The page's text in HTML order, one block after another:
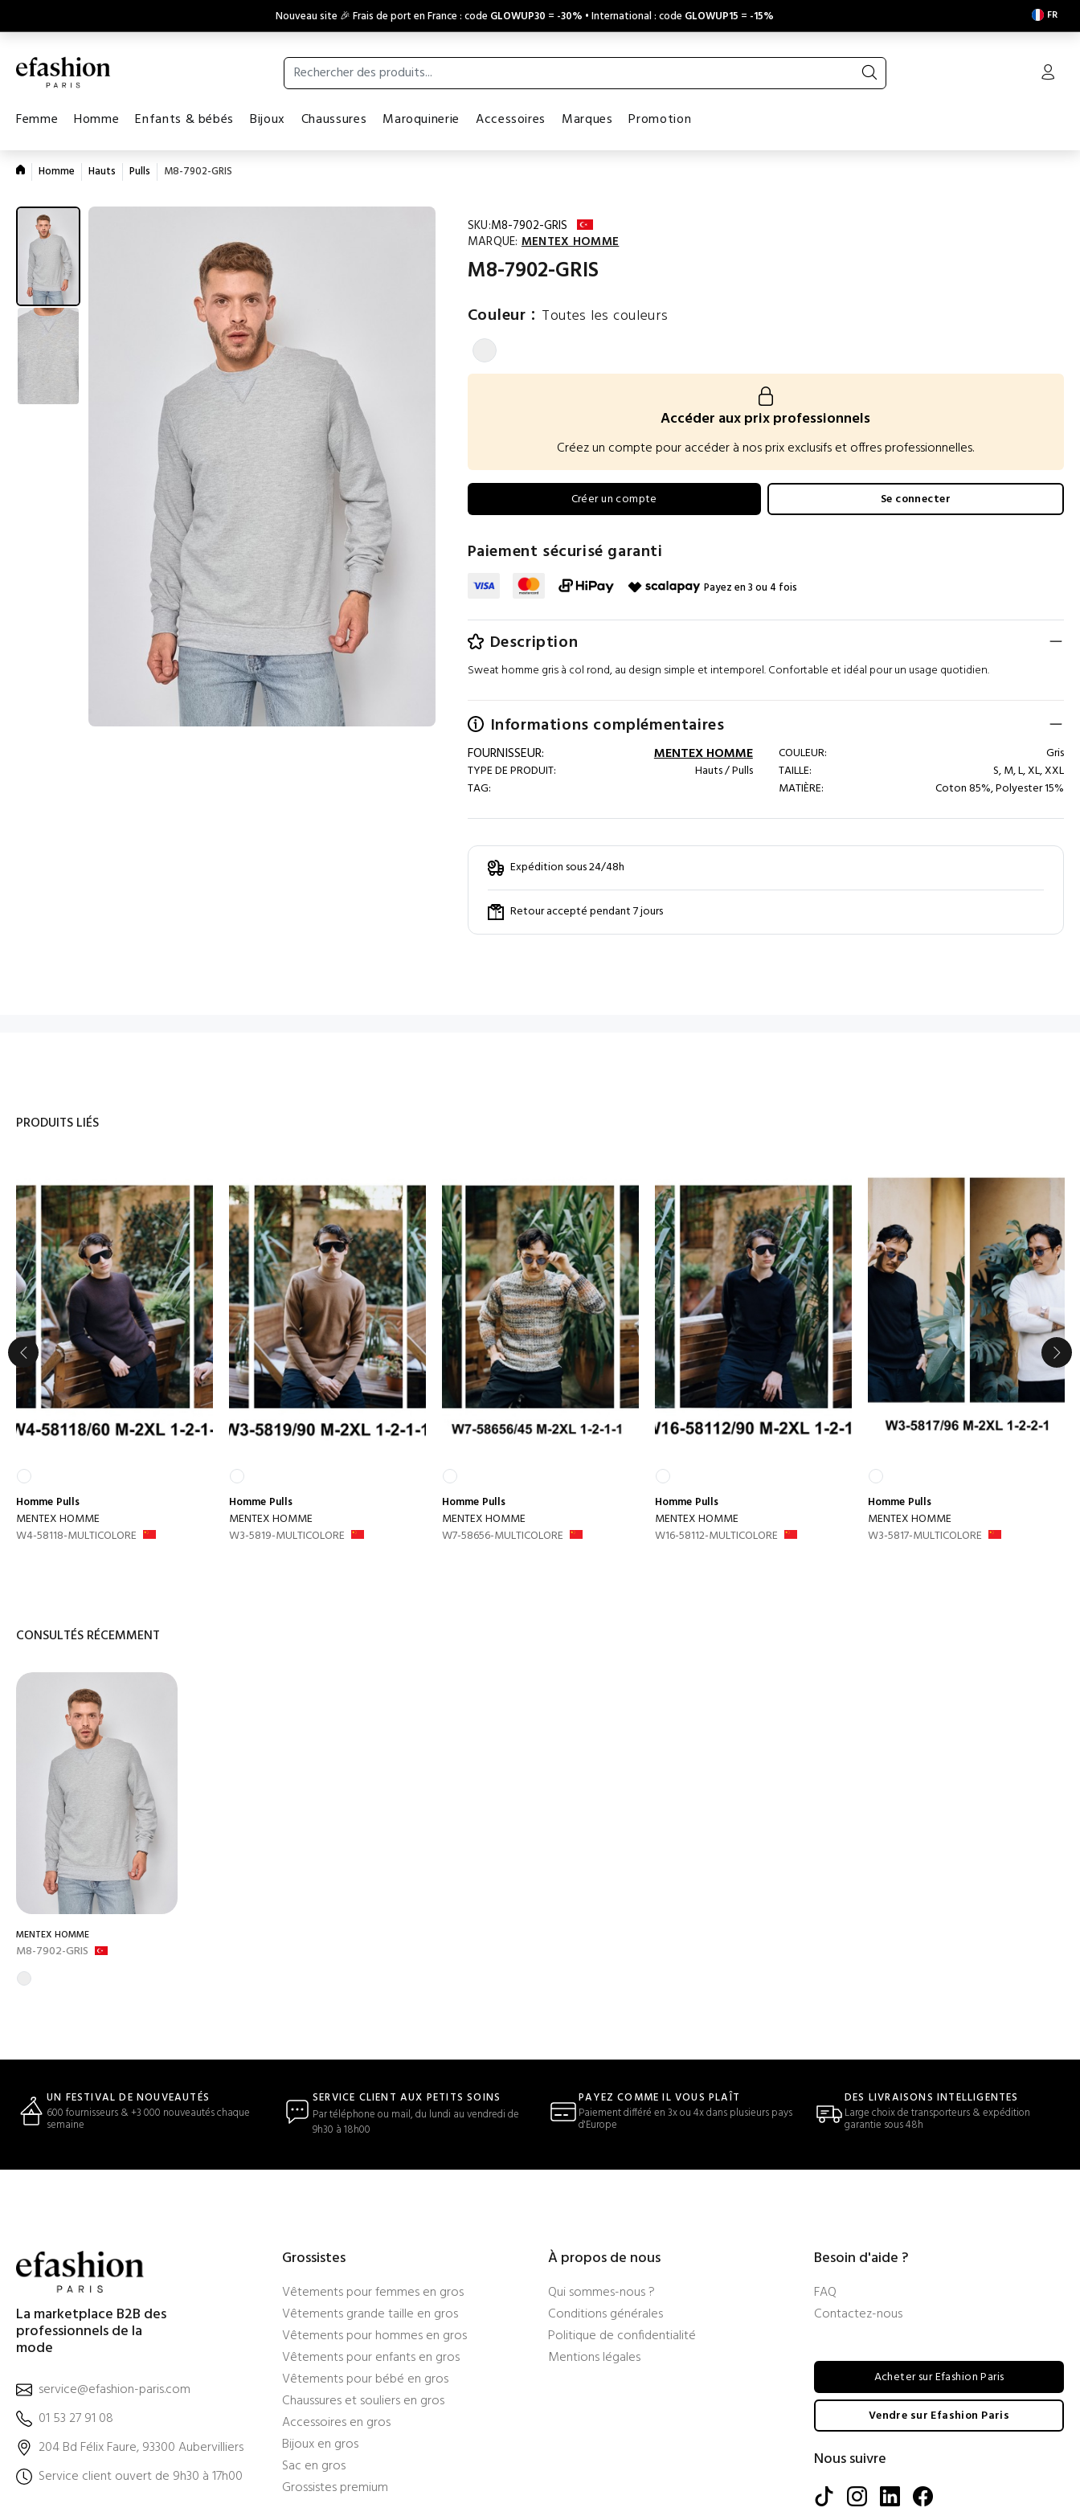
Nouveau site 🎉 Frais de port en France : code GLOWUP30 = -30% • International : code GLOWUP15 = -15% FR
Femme Homme Enfants & bébés Bijoux Chaussures Maroquinerie Accessoires Marques Promotion
Homme Hauts Pulls M8-7902-GRIS
SKU:M8-7902-GRIS
MARQUE: MENTEX HOMME
M8-7902-GRIS
Couleur : Toutes les couleurs
Accéder aux prix professionnels
Créez un compte pour accéder à nos prix exclusifs et offres professionnelles.
Créer un compte Se connecter
Paiement sécurisé garanti
Payez en 3 ou 4 fois
Description
Sweat homme gris à col rond, au design simple et intemporel. Confortable et idéal pour un usage quotidien.
Informations complémentaires
FOURNISSEUR: MENTEX HOMME
TYPE DE PRODUIT:
Hauts / Pulls
TAG:
COULEUR:
Gris
TAILLE:
S, M, L, XL, XXL
MATIÈRE:
Coton 85%, Polyester 15%
Expédition sous 24/48h
Retour accepté pendant 7 jours
PRODUITS LIÉS
Homme Pulls
MENTEX HOMME
W4-58118-MULTICOLORE
Homme Pulls
MENTEX HOMME
W3-5819-MULTICOLORE
Homme Pulls
MENTEX HOMME
W7-58656-MULTICOLORE
Homme Pulls
MENTEX HOMME
W16-58112-MULTICOLORE
Homme Pulls
MENTEX HOMME
W3-5817-MULTICOLORE
CONSULTÉS RÉCEMMENT
MENTEX HOMME
M8-7902-GRIS
UN FESTIVAL DE NOUVEAUTÉS
600 fournisseurs & +3 000 nouveautés chaque
semaine
SERVICE CLIENT AUX PETITS SOINS
Par téléphone ou mail, du lundi au vendredi de
9h30 à 18h00
PAYEZ COMME IL VOUS PLAÎT
Paiement différé en 3x ou 4x dans plusieurs pays
d'Europe
DES LIVRAISONS INTELLIGENTES
Large choix de transporteurs & expédition
garantie sous 48h
La marketplace B2B des
professionnels de la
mode
service@efashion-paris.com
01 53 27 91 08
204 Bd Félix Faure, 93300 Aubervilliers
Service client ouvert de 9h30 à 17h00
Grossistes
Vêtements pour femmes en gros
Vêtements grande taille en gros
Vêtements pour hommes en gros
Vêtements pour enfants en gros
Vêtements pour bébé en gros
Chaussures et souliers en gros
Accessoires en gros
Bijoux en gros
Sac en gros
Grossistes premium
À propos de nous
Qui sommes-nous ?
Conditions générales
Politique de confidentialité
Mentions légales
Besoin d'aide ?
FAQ
Contactez-nous
Acheter sur Efashion Paris
Vendre sur Efashion Paris
Nous suivre